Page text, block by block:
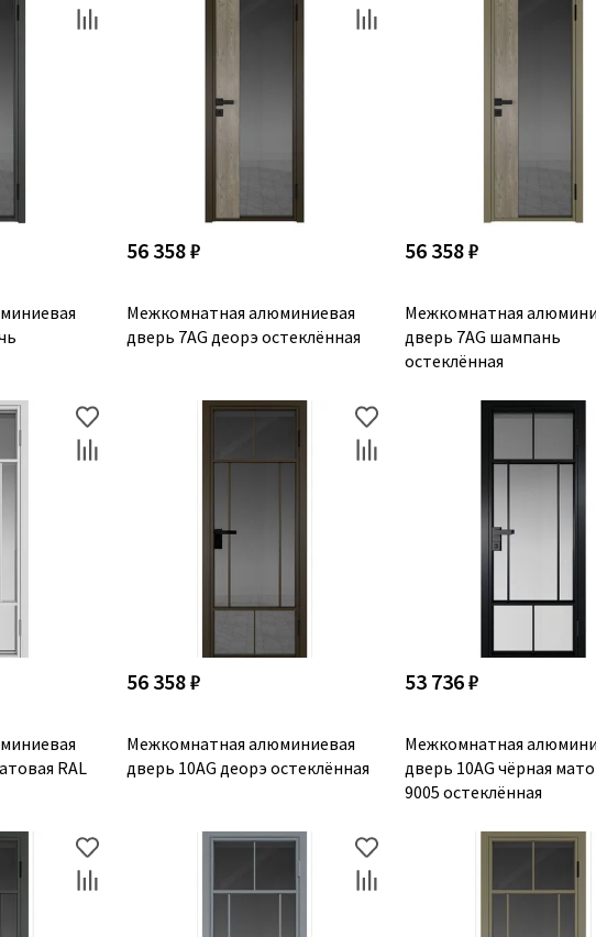
56 358 ₽
Межкомнатная алюминиевая
дверь 7AG деорэ остеклённая
56 358 ₽
Межкомнатная
дверь 7AG шампань
остеклённая
RAL
56 358 ₽
Межкомнатная алюминиевая
дверь 10AG деорэ остеклённая
53 736 ₽
Межкомнатная
дверь 10AG чёрная
9005 остеклённая